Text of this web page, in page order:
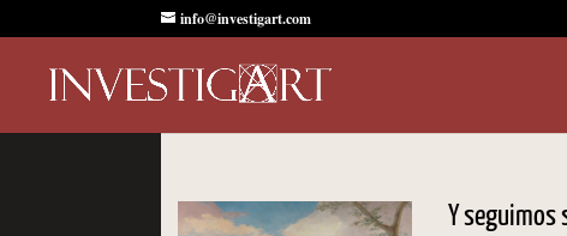
info@investigart.com
Y seguimos